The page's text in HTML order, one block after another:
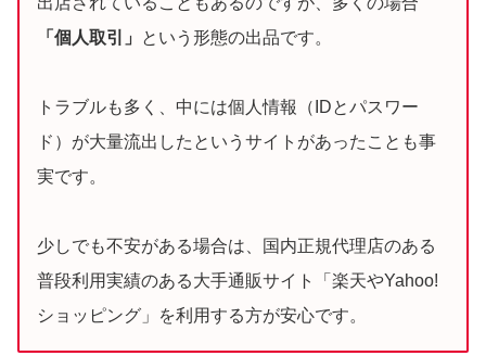
「個人取引」
という形態の出品です。
トラブルも多く、中には個人情報（IDとパスワー
ド）が大量流出したというサイトがあったことも事
実です。
少しでも不安がある場合は、国内正規代理店のある
普段利用実績のある大手通販サイト「楽天やYahoo!
ショッピング」を利用する方が安心です。